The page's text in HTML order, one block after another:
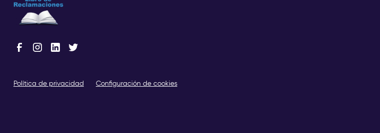
Política de privacidad Configuración de cookies